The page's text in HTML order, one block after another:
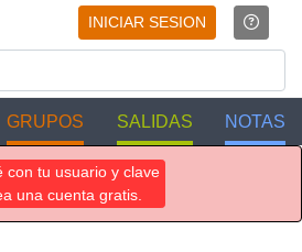
INICIAR SESION
GRUPOS SALIDAS NOTAS
con tu usuario y clave
una cuenta gratis.